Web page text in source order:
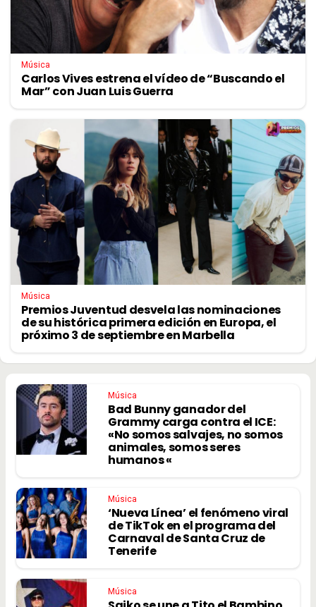
Música
Carlos Vives estrena el vídeo de “Buscando el
Mar” con Juan Luis Guerra
Música
Premios Juventud desvela las nominaciones
de su histórica primera edición en Europa, el
próximo 3 de septiembre en Marbella
Música
Bad Bunny ganador del
Grammy carga contra el ICE:
«No somos salvajes, no somos
animales, somos seres
humanos «
Música
‘Nueva Línea’ el fenómeno viral
de TikTok en el programa del
Carnaval de Santa Cruz de
Tenerife
Música